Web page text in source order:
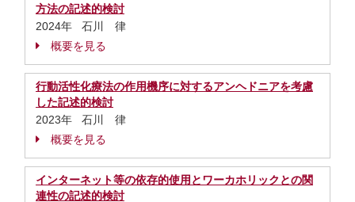
方法の記述的検討
2024年 石川 律
概要を見る
行動活性化療法の作用機序に対するアンヘドニアを考慮
した記述的検討
2023年 石川 律
概要を見る
インターネット等の依存的使用とワーカホリックとの関
連性の記述的検討